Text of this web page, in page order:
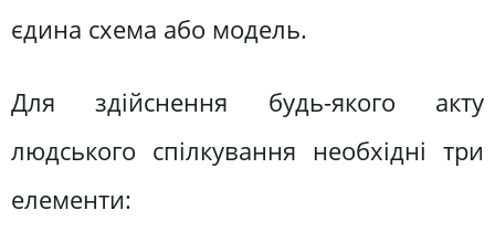
єдина схема або модель.
Для здійснення будь-якого акту
людського спілкування необхідні три
елементи: